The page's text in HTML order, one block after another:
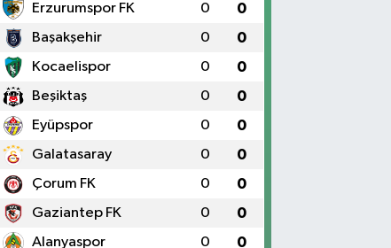
Erzurumspor FK 0 0
Başakşehir 0 0
Kocaelispor 0 0
Beşiktaş 0 0
Eyüpspor 0 0
Galatasaray 0 0
Çorum FK 0 0
Gaziantep FK 0 0
Alanyaspor 0 0